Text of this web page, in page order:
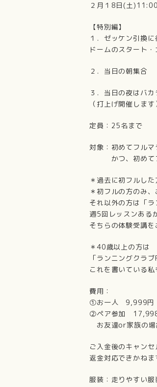
２月１8日(土
【特別編】
１．ゼッケン引換
ドームのスタート
２．当日の朝集合
３．当日の夜はバ
（打上げ開催します
定員：25名まで
対象：初めてフル
かつ、初めてフ
＊過去に初フルし
＊初フルの方のみ
それ以外の方は「
週5回レッスンある
そちらの体験受講を
＊40歳以上の方は
「ランニングクラ
これを書いている
費用：
①お一人 9,999
②ペア参加
お友達or家族の場
ご入金後のキャンセ
返金対応できかねま
服装：走りやすい服